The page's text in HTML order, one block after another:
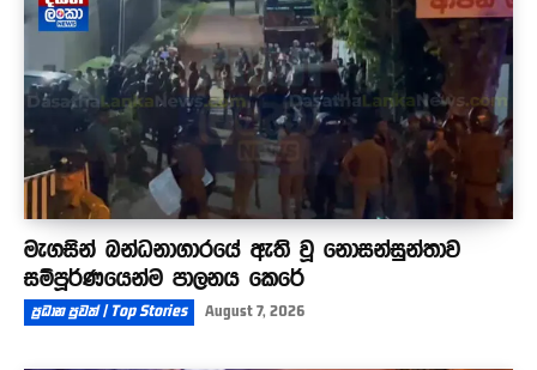
මැගසින් බන්ධනාගාරයේ ඇති වූ නොසන්සුන්තාව
සම්පූර්ණයෙන්ම පාලනය කෙරේ
ප්‍රධාන පුවත් | Top Stories August 7, 2026